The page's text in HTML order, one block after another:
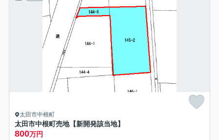
太田市中根町
太田市中根町売地【新開発該当地】
800万円